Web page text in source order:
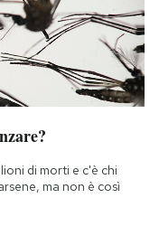
di morti e c'è chi
ma non è così